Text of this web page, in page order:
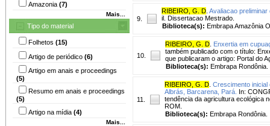
Amazonia (7)
Mais...
Tipo do material
Folhetos (15)
Artigo de periódico (6)
Artigo em anais e proceedings
(5)
Resumo em anais e proceedings
(5)
Artigo na mídia (4)
Mais...
9.
RIBEIRO, G. D Avaliacao
il. Dissertacao Mestrado.
Biblioteca(s): Embrapa Amazônia
10.
RIBEIRO, G. D Enxertia em
também publicado com o título:
que publicaram o artigo: Portal do
Biblioteca(s): Embrapa Rondônia.
11.
RIBEIRO, G. D Crescimento
Albrás, Barcarena, Pará. In:
tendência da agricultura ecológica
ROM.
Biblioteca(s): Embrapa Rondônia.